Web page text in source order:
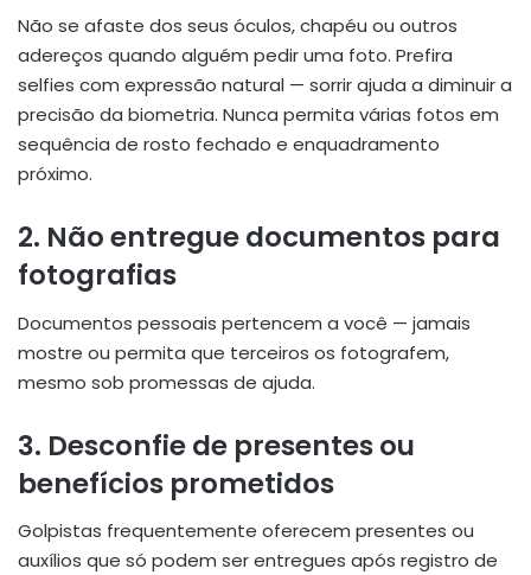
Não se afaste dos seus óculos, chapéu ou outros
adereços quando alguém pedir uma foto. Prefira
selfies com expressão natural — sorrir ajuda a diminuir a
precisão da biometria. Nunca permita várias fotos em
sequência de rosto fechado e enquadramento
próximo.
2. Não entregue documentos para
fotografias
Documentos pessoais pertencem a você — jamais
mostre ou permita que terceiros os fotografem,
mesmo sob promessas de ajuda.
3. Desconfie de presentes ou
benefícios prometidos
Golpistas frequentemente oferecem presentes ou
auxílios que só podem ser entregues após registro de